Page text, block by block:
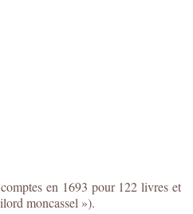
en 1693 pour 122 livres et
moncassel »).